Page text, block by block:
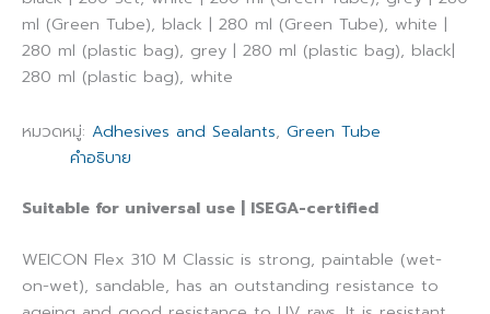
ml (Green Tube), black | 280 ml (Green Tube), white |
280 ml (plastic bag), grey | 280 ml (plastic bag), black|
280 ml (plastic bag), white
หมวดหมู่: Adhesives and Sealants, Green Tube
คำอธิบาย
Suitable for universal use | ISEGA-certified
WEICON Flex 310 M Classic is strong, paintable (wet-
on-wet), sandable, has an outstanding resistance to